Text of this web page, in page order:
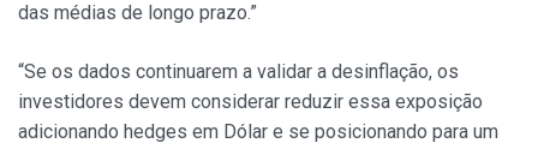
das médias de longo prazo.”
“Se os dados continuarem a validar a desinflação, os
investidores devem considerar reduzir essa exposição
adicionando hedges em Dólar e se posicionando para um